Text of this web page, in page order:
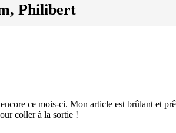
, Philibert
ce mois-ci. Mon article est brûlant et
coller à la sortie !